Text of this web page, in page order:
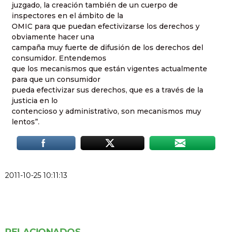
juzgado, la creación también de un cuerpo de
inspectores en el ámbito de la
OMIC para que puedan efectivizarse los derechos y
obviamente hacer una
campaña muy fuerte de difusión de los derechos del
consumidor. Entendemos
que los mecanismos que están vigentes actualmente
para que un consumidor
pueda efectivizar sus derechos, que es a través de la
justicia en lo
contencioso y administrativo, son mecanismos muy
lentos”.
2011-10-25 10:11:13